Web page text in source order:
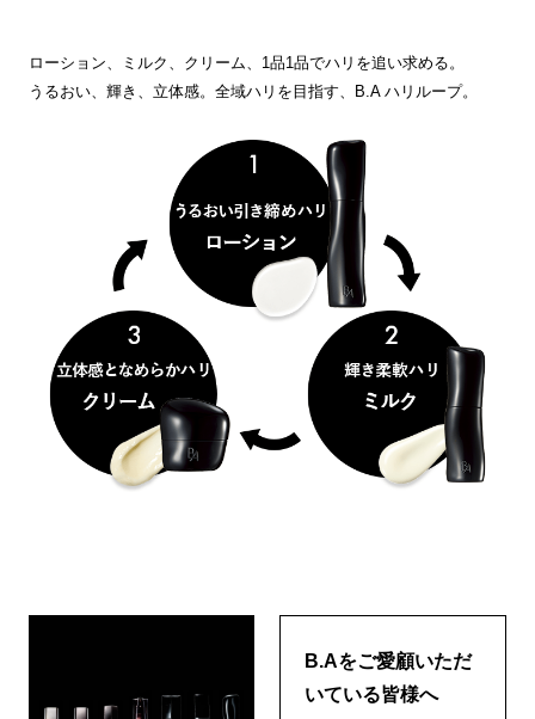
ローション、ミルク、クリーム、1品1品でハリを追い求める。
うるおい、輝き、立体感。全域ハリを目指す、B.A ハリループ。
B.Aをご愛顧いただ
いている皆様へ